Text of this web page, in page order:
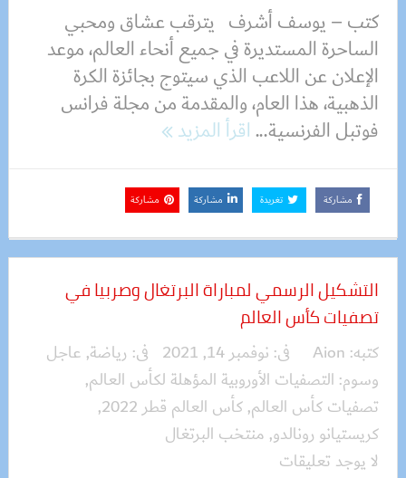
كتب – يوسف أشرف يترقب عشاق ومحبي
الساحرة المستديرة في جميع أنحاء العالم، موعد
الإعلان عن اللاعب الذي سيتوج بجائزة الكرة
الذهبية، هذا العام، والمقدمة من مجلة فرانس
فوتبل الفرنسية...اقرأ المزيد
مشاركة تغريدة مشاركة مشاركة
التشكيل الرسمي لمباراة البرتغال وصربيا في
تصفيات كأس العالم
كتبه: Aion فى: نوفمبر 14, 2021 فى: رياضة, عاجل
وسوم: التصفيات الأوروبية المؤهلة لكأس العالم,
تصفيات كأس العالم,كأس العالم قطر 2022
,
كريستيانو رونالدو, منتخب البرتغال
لا يوجد تعليقات